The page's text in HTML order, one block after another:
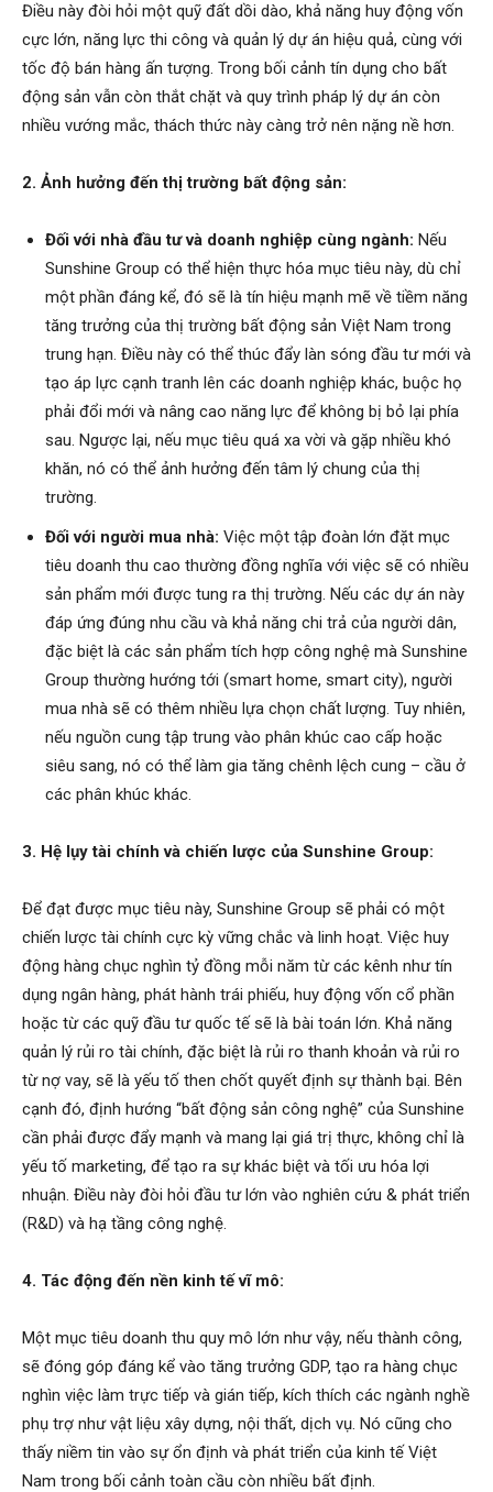
Điều này đòi hỏi một quỹ đất dồi dào, khả năng huy động vốn
cực lớn, năng lực thi công và quản lý dự án hiệu quả, cùng với
tốc độ bán hàng ấn tượng. Trong bối cảnh tín dụng cho bất
động sản vẫn còn thắt chặt và quy trình pháp lý dự án còn
nhiều vướng mắc, thách thức này càng trở nên nặng nề hơn.
2. Ảnh hưởng đến thị trường bất động sản:
Đối với nhà đầu tư và doanh nghiệp cùng ngành: Nếu
Sunshine Group có thể hiện thực hóa mục tiêu này, dù chỉ
một phần đáng kể, đó sẽ là tín hiệu mạnh mẽ về tiềm năng
tăng trưởng của thị trường bất động sản Việt Nam trong
trung hạn. Điều này có thể thúc đẩy làn sóng đầu tư mới và
tạo áp lực cạnh tranh lên các doanh nghiệp khác, buộc họ
phải đổi mới và nâng cao năng lực để không bị bỏ lại phía
sau. Ngược lại, nếu mục tiêu quá xa vời và gặp nhiều khó
khăn, nó có thể ảnh hưởng đến tâm lý chung của thị
trường.
Đối với người mua nhà: Việc một tập đoàn lớn đặt mục
tiêu doanh thu cao thường đồng nghĩa với việc sẽ có nhiều
sản phẩm mới được tung ra thị trường. Nếu các dự án này
đáp ứng đúng nhu cầu và khả năng chi trả của người dân,
đặc biệt là các sản phẩm tích hợp công nghệ mà Sunshine
Group thường hướng tới (smart home, smart city), người
mua nhà sẽ có thêm nhiều lựa chọn chất lượng. Tuy nhiên,
nếu nguồn cung tập trung vào phân khúc cao cấp hoặc
siêu sang, nó có thể làm gia tăng chênh lệch cung – cầu ở
các phân khúc khác.
3. Hệ lụy tài chính và chiến lược của Sunshine Group:
Để đạt được mục tiêu này, Sunshine Group sẽ phải có một
chiến lược tài chính cực kỳ vững chắc và linh hoạt. Việc huy
động hàng chục nghìn tỷ đồng mỗi năm từ các kênh như tín
dụng ngân hàng, phát hành trái phiếu, huy động vốn cổ phần
hoặc từ các quỹ đầu tư quốc tế sẽ là bài toán lớn. Khả năng
quản lý rủi ro tài chính, đặc biệt là rủi ro thanh khoản và rủi ro
từ nợ vay, sẽ là yếu tố then chốt quyết định sự thành bại. Bên
cạnh đó, định hướng “bất động sản công nghệ” của Sunshine
cần phải được đẩy mạnh và mang lại giá trị thực, không chỉ là
yếu tố marketing, để tạo ra sự khác biệt và tối ưu hóa lợi
nhuận. Điều này đòi hỏi đầu tư lớn vào nghiên cứu & phát triển
(R&D) và hạ tầng công nghệ.
4. Tác động đến nền kinh tế vĩ mô:
Một mục tiêu doanh thu quy mô lớn như vậy, nếu thành công,
sẽ đóng góp đáng kể vào tăng trưởng GDP, tạo ra hàng chục
nghìn việc làm trực tiếp và gián tiếp, kích thích các ngành nghề
phụ trợ như vật liệu xây dựng, nội thất, dịch vụ. Nó cũng cho
thấy niềm tin vào sự ổn định và phát triển của kinh tế Việt
Nam trong bối cảnh toàn cầu còn nhiều bất định.